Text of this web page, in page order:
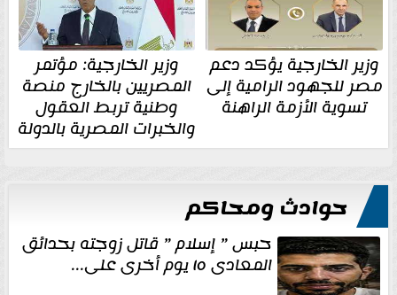
وزير الخارجية يؤكد دعم
مصر للجهود الرامية إلى
تسوية الأزمة الراهنة
وزير الخارجية: مؤتمر
المصريين بالخارج منصة
وطنية تربط العقول
والخبرات المصرية بالدولة
حوادث ومحاكم
حبس ” إسلام ” قاتل زوجته بحدائق
المعادى ١٥ يوم أخرى على...